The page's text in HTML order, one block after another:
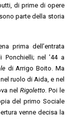
di prime di opere
parte della storia
prima dell’entrata
Ponchielli; nel ’44 a
di Arrigo Boito. Ma
ruolo di Aida, e nel
nel Rigoletto. Poi le
del primo Sociale
venne decisa la